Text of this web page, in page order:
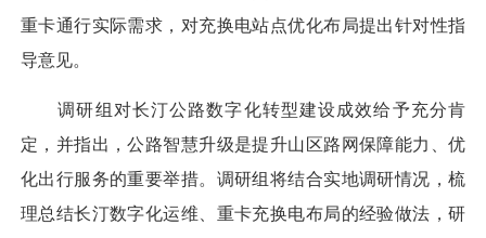
重卡通行实际需求，对充换电站点优化布局提出针对性指
导意见。
调研组对长汀公路数字化转型建设成效给予充分肯
定，并指出，公路智慧升级是提升山区路网保障能力、优
化出行服务的重要举措。调研组将结合实地调研情况，梳
理总结长汀数字化运维、重卡充换电布局的经验做法，研